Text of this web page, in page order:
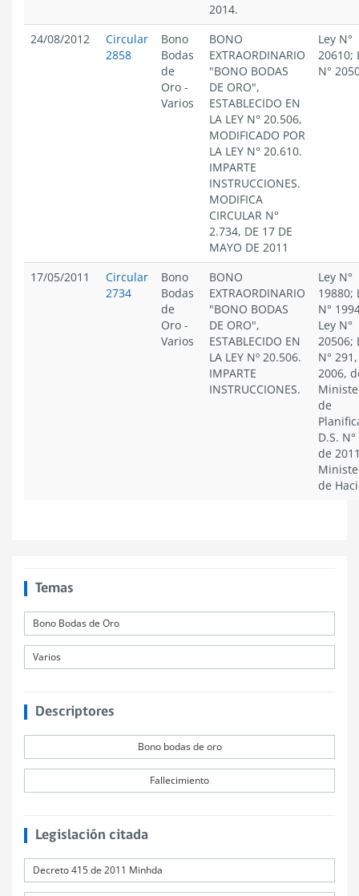
2014.
24/08/2012
Circular
2858
Bono
Bodas
de
Oro -
Varios
BONO
EXTRAORDINARIO
"BONO BODAS
DE ORO",
ESTABLECIDO EN
LA LEY N° 20.506,
MODIFICADO POR
LA LEY N° 20.610.
IMPARTE
INSTRUCCIONES.
MODIFICA
CIRCULAR N°
2.734, DE 17 DE
MAYO DE 2011
Ley N°
20610;
N°
17/05/2011
Circular
2734
Bono
Bodas
de
Oro -
Varios
BONO
EXTRAORDINARIO
"BONO BODAS
DE ORO",
ESTABLECIDO EN
LA LEY Nº 20.506.
IMPARTE
INSTRUCCIONES.
Ley N°
19880;
N°
Ley N°
20506;
N°
2006,
de
D.S.
de
de
Temas
Bono Bodas de Oro
Varios
Descriptores
Bono bodas de oro
Fallecimiento
Legislación citada
Decreto 415 de 2011 Minhda